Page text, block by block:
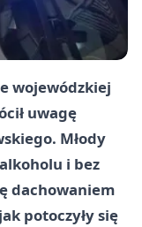
wojewódzkiej
uwagę
Młody
i bez
dachowaniem
potoczyły się